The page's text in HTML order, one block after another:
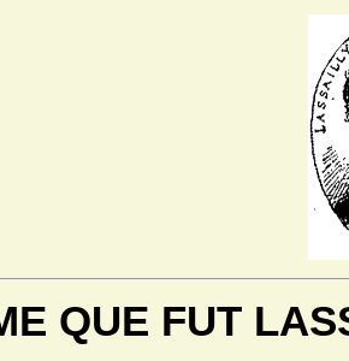
QUE FUT